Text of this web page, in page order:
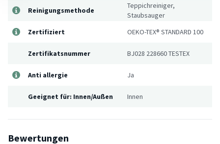
Reinigungsmethode
Teppichreiniger,
Staubsauger
Zertifiziert
OEKO-TEX® STANDARD 100
Zertifikatsnummer BJ028 228660 TESTEX
Anti allergie Ja
Geeignet für: Innen/Außen Innen
Bewertungen